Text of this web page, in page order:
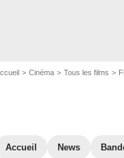
Cinéma Tous les films
Accueil News